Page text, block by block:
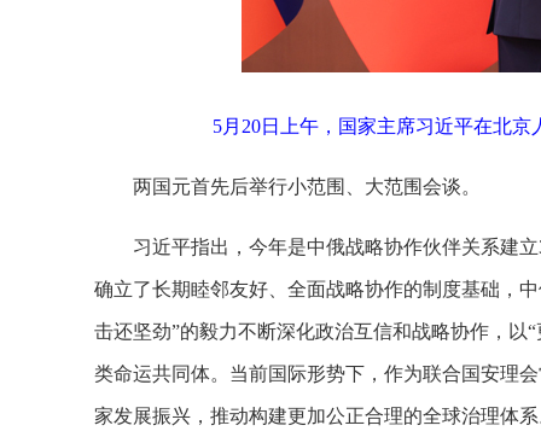
5月20日上午，国家主席习近平在北
两国元首先后举行小范围、大范围会谈。
习近平指出，今年是中俄战略协作伙伴关系建
确立了长期睦邻友好、全面战略协作的制度基础，
击还坚劲”的毅力不断深化政治互信和战略协作，以
类命运共同体。当前国际形势下，作为联合国安理
家发展振兴，推动构建更加公正合理的全球治理体